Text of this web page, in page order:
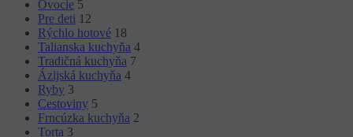
Ovocie 5
Pre deti 12
Rýchlo hotové 18
Talianska kuchyňa 4
Tradičná kuchyňa 7
Ázijská kuchyňa 4
Ryby 3
Cestoviny 5
Frncúzka kuchyňa 2
Torta 3